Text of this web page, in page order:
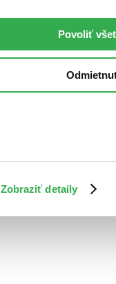
Zobraziť detaily
Povoliť